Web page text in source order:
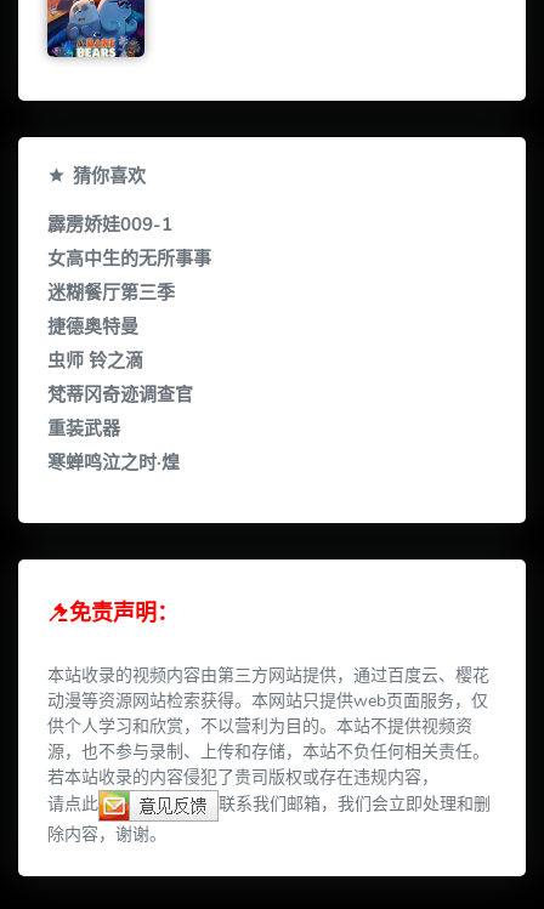
猜你喜欢
霹雳娇娃009-1
女高中生的无所事事
迷糊餐厅第三季
捷德奥特曼
虫师 铃之滴
梵蒂冈奇迹调查官
重装武器
寒蝉鸣泣之时·煌
免责声明：
本站收录的视频内容由第三方网站提供，通过百度云、樱花
动漫等资源网站检索获得。本网站只提供web页面服务，仅
供个人学习和欣赏，不以营利为目的。本站不提供视频资
源，也不参与录制、上传和存储，本站不负任何相关责任。
若本站收录的内容侵犯了贵司版权或存在违规内容，
请点此
联系我们邮箱，我们会立即处理和删
除内容，谢谢。